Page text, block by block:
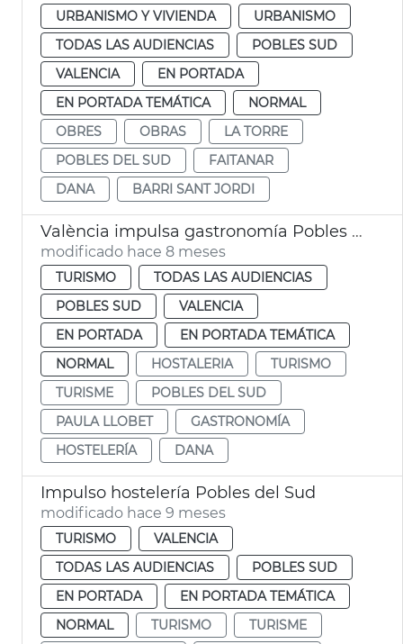
URBANISMO Y VIVIENDA
URBANISMO
TODAS LAS AUDIENCIAS
POBLES SUD
VALENCIA
EN PORTADA
EN PORTADA TEMÁTICA
NORMAL
OBRES
OBRAS
LA TORRE
POBLES DEL SUD
FAITANAR
DANA
BARRI SANT JORDI
València impulsa gastronomía Pobles del Sud afectados dana
modificado hace 8 meses
TURISMO
TODAS LAS AUDIENCIAS
POBLES SUD
VALENCIA
EN PORTADA
EN PORTADA TEMÁTICA
NORMAL
HOSTALERIA
TURISMO
TURISME
POBLES DEL SUD
PAULA LLOBET
GASTRONOMÍA
HOSTELERÍA
DANA
Impulso hostelería Pobles del Sud
modificado hace 9 meses
TURISMO
VALENCIA
TODAS LAS AUDIENCIAS
POBLES SUD
EN PORTADA
EN PORTADA TEMÁTICA
NORMAL
TURISMO
TURISME